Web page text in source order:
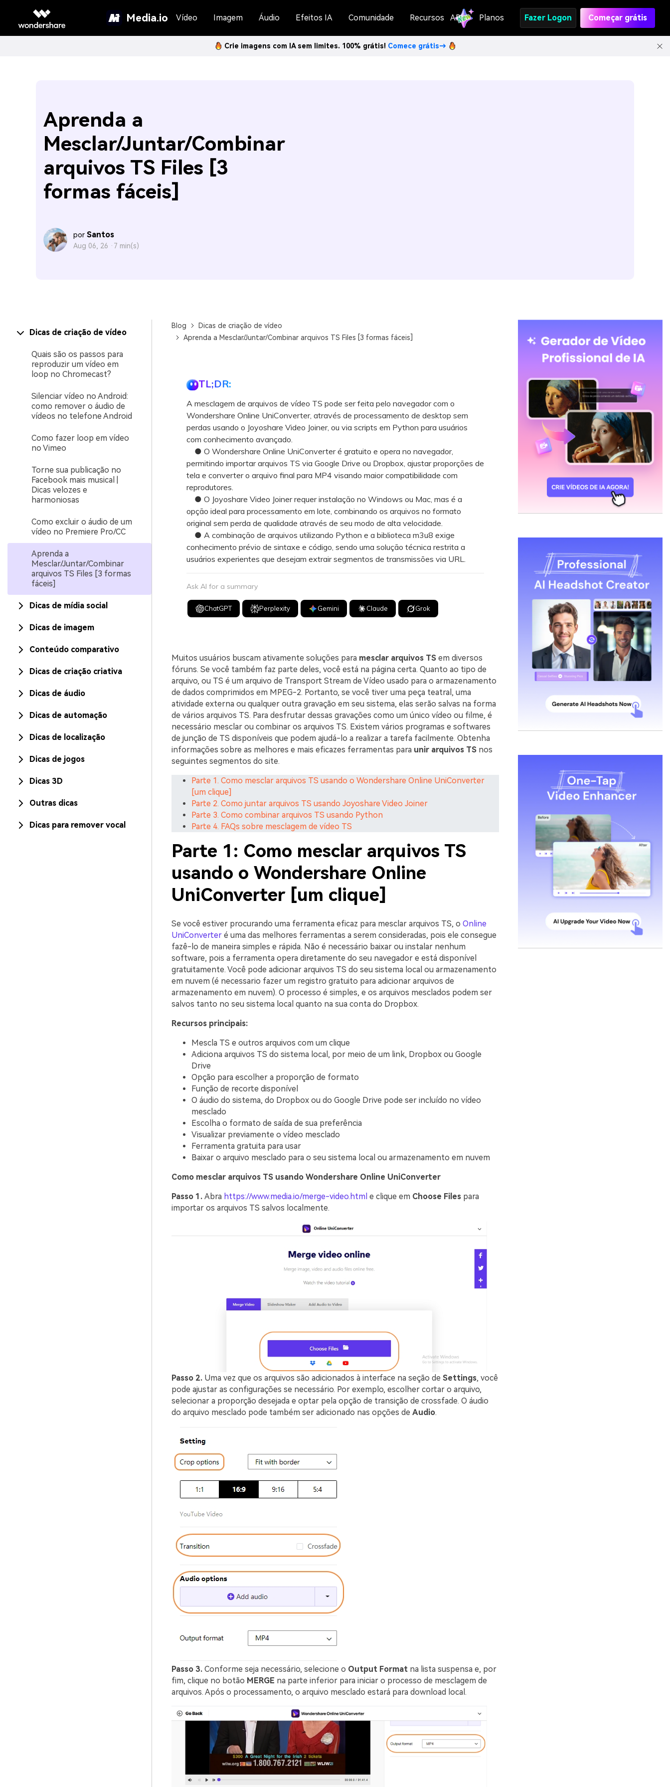
Media.io Vídeo Imagem Áudio Efeitos IA Comunidade Recursos API Planos Fazer Logon Começar grátis
Crie imagens com IA sem limites. 100% grátis! Comece grátis→
Aprenda a
Mesclar/Juntar/Combinar
arquivos TS Files [3
formas fáceis]
por Santos
Aug 06, 26 · 7 min(s)
Dicas de criação de vídeo
Quais são os passos para
reproduzir um vídeo em
loop no Chromecast?
Silenciar vídeo no Android:
como remover o áudio de
vídeos no telefone Android
Como fazer loop em vídeo
no Vimeo
Torne sua publicação no
Facebook mais musical |
Dicas velozes e
harmoniosas
Como excluir o áudio de um
vídeo no Premiere Pro/CC
Aprenda a
Mesclar/Juntar/Combinar
arquivos TS Files [3 formas
fáceis]
Dicas de mídia social
Dicas de imagem
Conteúdo comparativo
Dicas de criação criativa
Dicas de áudio
Dicas de automação
Dicas de localização
Dicas de jogos
Dicas 3D
Outras dicas
Dicas para remover vocal
Blog
Dicas de criação de vídeo
Aprenda a Mesclar/Juntar/Combinar arquivos TS Files [3 formas fáceis]
TL;DR:
A mesclagem de arquivos de vídeo TS pode ser feita pelo navegador com o
Wondershare Online UniConverter, através de processamento de desktop sem
perdas usando o Joyoshare Video Joiner, ou via scripts em Python para usuários
com conhecimento avançado.
● O Wondershare Online UniConverter é gratuito e opera no navegador,
permitindo importar arquivos TS via Google Drive ou Dropbox, ajustar proporções de
tela e converter o arquivo final para MP4 visando maior compatibilidade com
reprodutores.
● O Joyoshare Video Joiner requer instalação no Windows ou Mac, mas é a
opção ideal para processamento em lote, combinando os arquivos no formato
original sem perda de qualidade através de seu modo de alta velocidade.
● A combinação de arquivos utilizando Python e a biblioteca m3u8 exige
conhecimento prévio de sintaxe e código, sendo uma solução técnica restrita a
usuários experientes que desejam extrair segmentos de transmissões via URL.
Ask AI for a summary
ChatGPT Perplexity Gemini Claude Grok
Muitos usuários buscam ativamente soluções para mesclar arquivos TSem diversos
fóruns. Se você também faz parte deles, você está na página certa. Quanto ao tipo de
arquivo, ou TS é um arquivo de Transport Stream de Vídeo usado para o armazenamento
de dados comprimidos em MPEG-2. Portanto, se você tiver uma peça teatral, uma
atividade externa ou qualquer outra gravação em seu sistema, elas serão salvas na forma
de vários arquivos TS. Para desfrutar dessas gravações como um único vídeo ou filme, é
necessário mesclar ou combinar os arquivos TS. Existem vários programas e softwares
de junção de TS disponíveis que podem ajudá-lo a realizar a tarefa facilmente. Obtenha
informações sobre as melhores e mais eficazes ferramentas paraunir arquivos TSnos
seguintes segmentos do site.
Parte 1. Como mesclar arquivos TS usando o Wondershare Online UniConverter
[um clique]
Parte 2. Como juntar arquivos TS usando Joyoshare Video Joiner
Parte 3. Como combinar arquivos TS usando Python
Parte 4. FAQs sobre mesclagem de vídeo TS
Parte 1: Como mesclar arquivos TS
usando o Wondershare Online
UniConverter [um clique]
Se você estiver procurando uma ferramenta eficaz para mesclar arquivos TS, o Online
UniConverteré uma das melhores ferramentas a serem consideradas, pois ele consegue
fazê-lo de maneira simples e rápida. Não é necessário baixar ou instalar nenhum
software, pois a ferramenta opera diretamente do seu navegador e está disponível
gratuitamente. Você pode adicionar arquivos TS do seu sistema local ou armazenamento
em nuvem (é necessario fazer um registro gratuito para adicionar arquivos de
armazenamento em nuvem). O processo é simples, e os arquivos mesclados podem ser
salvos tanto no seu sistema local quanto na sua conta do Dropbox.
Recursos principais:
Mescla TS e outros arquivos com um clique
Adiciona arquivos TS do sistema local, por meio de um link, Dropbox ou Google
Drive
Opção para escolher a proporção de formato
Função de recorte disponível
O áudio do sistema, do Dropbox ou do Google Drive pode ser incluído no vídeo
mesclado
Escolha o formato de saída de sua preferência
Visualizar previamente o vídeo mesclado
Ferramenta gratuita para usar
Baixar o arquivo mesclado para o seu sistema local ou armazenamento em nuvem
Como mesclar arquivos TS usando Wondershare Online UniConverter
Passo 1. Abra https://www.media.io/merge-video.html e clique emChoose Filespara
importar os arquivos TS salvos localmente.
Passo 2. Uma vez que os arquivos são adicionados à interface na seção de Settings, você
pode ajustar as configurações se necessário. Por exemplo, escolher cortar o arquivo,
selecionar a proporção desejada e optar pela opção de transição de crossfade. O áudio
do arquivo mesclado pode também ser adicionado nas opções de Audio.
Passo 3. Conforme seja necessário, selecione o Output Formatna lista suspensa e, por
fim, clique no botão MERGE na parte inferior para iniciar o processo de mesclagem de
arquivos. Após o processamento, o arquivo mesclado estará para download local.